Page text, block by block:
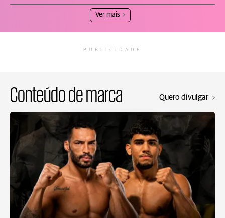
Ver mais
PUBLICIDADE
Conteúdo de marca Quero divulgar